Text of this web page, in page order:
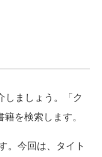
ましょう。「ク
を検索します。
。今回は、タイト